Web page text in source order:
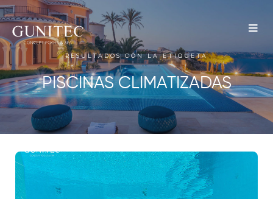
The
Airbnb
Blog –
Belong
Anywhere
RESULTADOS CON LA ETIQUETA
PISCINAS CLIMATIZADAS